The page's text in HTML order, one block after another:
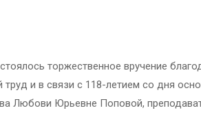
торжественное вручение
и в связи с 118-летием со дня
Любови Юрьевне Поповой,